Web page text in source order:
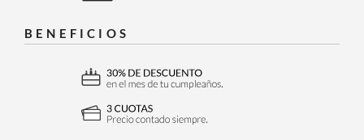
BENEFICIOS